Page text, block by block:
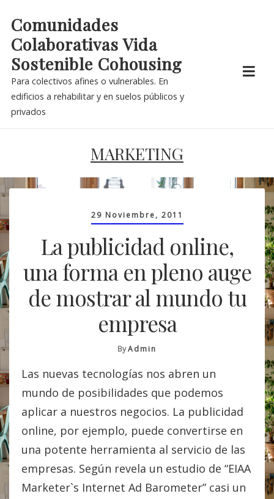
content
Comunidades
Colaborativas Vida
Sostenible Cohousing
Para colectivos afines o vulnerables. En
edificios a rehabilitar y en suelos públicos y
privados
MARKETING
29 Noviembre, 2011
La publicidad online,
una forma en pleno auge
de mostrar al mundo tu
empresa
ByAdmin
Las nuevas tecnologías nos abren un
mundo de posibilidades que podemos
aplicar a nuestros negocios. La publicidad
online, por ejemplo, puede convertirse en
una potente herramienta al servicio de las
empresas. Según revela un estudio de “EIAA
Marketer`s Internet Ad Barometer” casi un